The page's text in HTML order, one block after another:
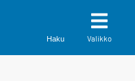
Haku Valikko